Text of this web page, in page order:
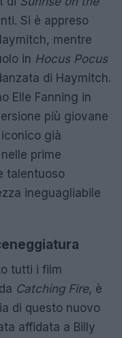
Si è appreso
mentre
in Hocus Pocus
di Haymitch.
Elle Fanning in
più giovane
già
prime
talentuoso
ineguagliabile
tutti i film
Catching Fire, è
di questo nuovo
affidata a Billy